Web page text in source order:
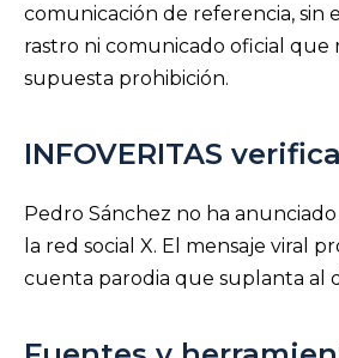
comunicación de referencia, sin
rastro ni comunicado oficial que
supuesta prohibición.
INFOVERITAS
Pedro Sánchez no ha
la red social X. El mensaje viral
cuenta parodia que suplanta al